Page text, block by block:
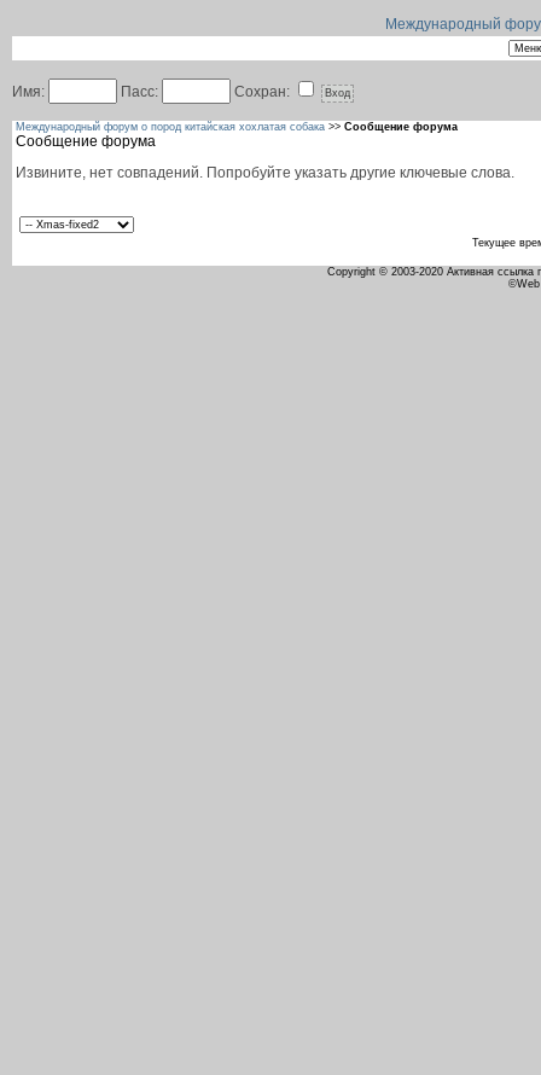
Международный
Имя: Пасс: Сохран:
Международный форум о пород китайская хохлатая собака >> Сообщение форума
Сообщение форума
Извините, нет совпадений. Попробуйте указать другие ключевые слова.
Текущее
Copyright © 2003-2020 Активная ссылка